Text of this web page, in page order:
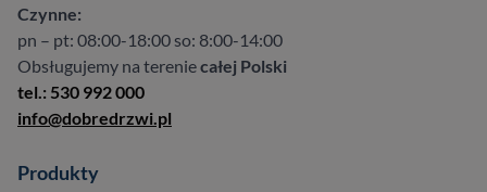
Czynne:
pn – pt: 08:00-18:00 so: 8:00-14:00
Obsługujemy na tereniecałej Polski
tel.: 530 992 000
info@dobredrzwi.pl
Produkty